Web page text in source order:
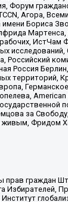
Форум
Агора,
имени Бориса
ИстЧам
Российский
Россия
территорий,
за
живым, Фридом
прав граждан